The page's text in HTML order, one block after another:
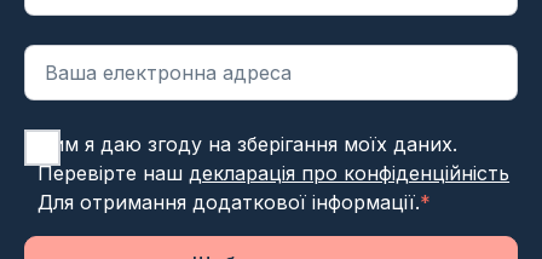
Цим я даю згоду на зберігання моїх даних.
Перевірте нашдекларація про конфіденційність
Для отримання додаткової інформації.*